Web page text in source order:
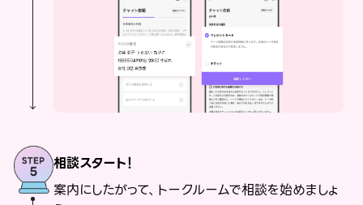
相談スタート！
案内にしたがって、トークルームで相談を始めましょ